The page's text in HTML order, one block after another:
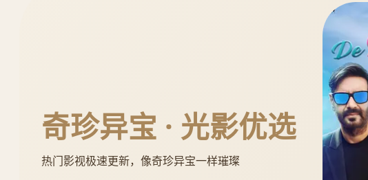
奇珍异宝 · 光影优选
热门影视极速更新，像奇珍异宝一样璀璨